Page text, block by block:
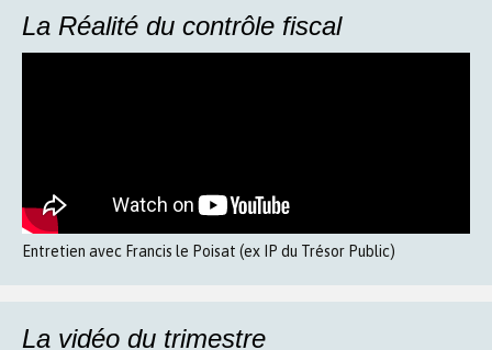
La Réalité du contrôle fiscal
Entretien avec Francis le Poisat (ex IP du Trésor Public)
La vidéo du trimestre